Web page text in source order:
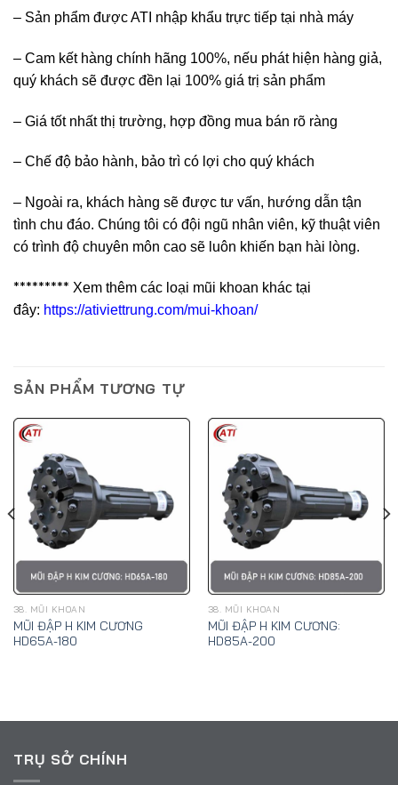
– Sản phẩm được ATI nhập khẩu trực tiếp tại nhà máy
– Cam kết hàng chính hãng 100%, nếu phát hiện hàng giả,
quý khách sẽ được đền lại 100% giá trị sản phẩm
– Giá tốt nhất thị trường, hợp đồng mua bán rõ ràng
– Chế độ bảo hành, bảo trì có lợi cho quý khách
– Ngoài ra, khách hàng sẽ được tư vấn, hướng dẫn tận
tình chu đáo. Chúng tôi có đội ngũ nhân viên, kỹ thuật viên
có trình độ chuyên môn cao sẽ luôn khiến bạn hài lòng.
********* Xem thêm các loại mũi khoan khác tại
đây: https://ativiettrung.com/mui-khoan/
SẢN PHẨM TƯƠNG TỰ
38. MŨI KHOAN
MŨI ĐẬP H KIM CƯƠNG
HD65A-180
38. MŨI KHOAN
MŨI ĐẬP H KIM CƯƠNG:
HD85A-200
TRỤ SỞ CHÍNH